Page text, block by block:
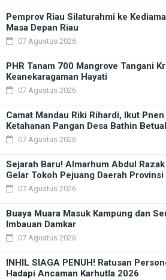
Pemprov Riau Silaturahmi ke
Masa Depan Riau
07 Agustus 2026
PHR Tanam 700 Mangrove Tangani
Keanekaragaman Hayati
07 Agustus 2026
Camat Mandau Riki Rihardi, Ikut
Ketahanan Pangan Desa Bathin
07 Agustus 2026
Sejarah Baru! Almarhum Abdul
Gelar Tokoh Pejuang Daerah Provinsi
07 Agustus 2026
Buaya Muara Masuk Kampung dan
Imbauan Damkar
07 Agustus 2026
INHIL SIAGA PENUH! Ratusan
Hadapi Ancaman Karhutla 2026